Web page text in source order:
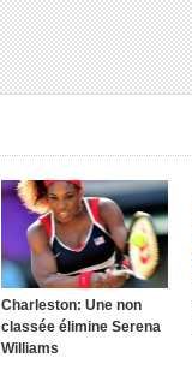
Charleston: Une non
classée élimine Serena
Williams